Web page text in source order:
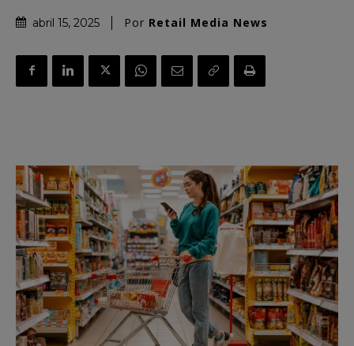
abril 15, 2025 Por Retail Media News